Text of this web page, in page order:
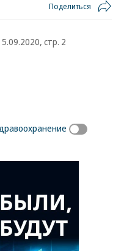
Поделиться
стр. 2